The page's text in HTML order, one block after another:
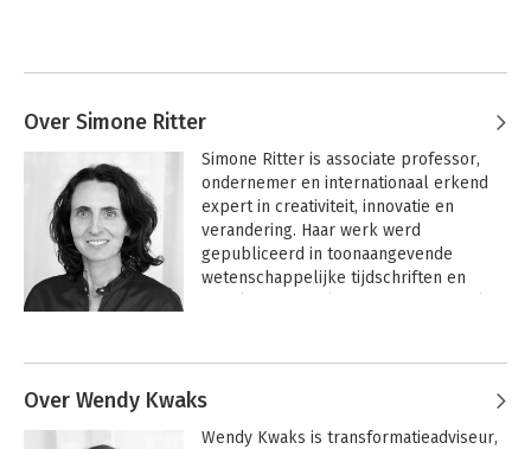
Over Simone Ritter
Simone Ritter is associate professor,
ondernemer en internationaal erkend
expert in creativiteit, innovatie en
verandering. Haar werk werd
gepubliceerd in toonaangevende
wetenschappelijke tijdschriften en
organisaties die hun innovatiekracht
patronen willen doorbreken. Daarnaast
Over Wendy Kwaks
Wendy Kwaks is transformatieadviseur,